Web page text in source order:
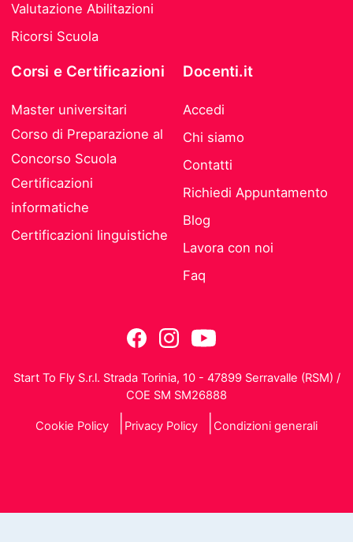
Valutazione Abilitazioni
Ricorsi Scuola
Corsi e Certificazioni
Master universitari
Corso di Preparazione al
Concorso Scuola
Certificazioni
informatiche
Certificazioni linguistiche
Docenti.it
Accedi
Chi siamo
Contatti
Richiedi Appuntamento
Blog
Lavora con noi
Faq
Start To Fly S.r.l. Strada Torinia, 10 - 47899 Serravalle (RSM) /
COE SM SM26888
Cookie Policy Privacy Policy Condizioni generali